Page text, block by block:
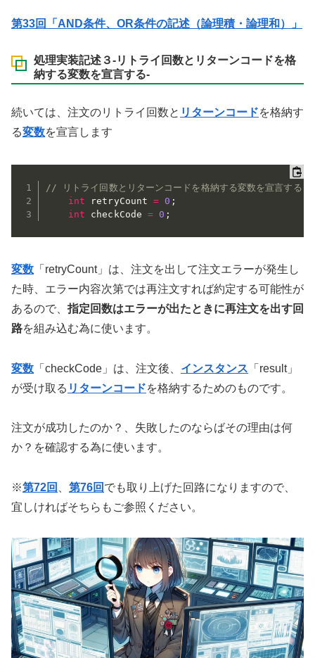
第33回「AND条件、OR条件の記述（論理積・論理和）」
処理実装記述３-リトライ回数とリターンコードを格
納する変数を宣言する-
続いては、注文のリトライ回数と リターンコードを格納す
る変数を宣言します
// リトライ回数とリターンコードを格納する変数を宣言する
int retryCount = 0 ;
int checkCode = 0 ;
変数 「retryCount」は、注文を出して注文エラーが発生し
た時、エラー内容次第では再注文すれば約定する可能性が
あるので、 指定回数はエラーが出たときに再注文を出す回
路を組み込む為に使います。
変数 「checkCode」は、注文後、 インスタンス 「result」
が受け取る リターンコードを格納するためのものです。
注文が成功したのか？、失敗したのならばその理由は何
か？を確認する為に使います。
※第72回 第76回 でも取り上げた回路になりますので、
宜しければそちらもご参照ください。